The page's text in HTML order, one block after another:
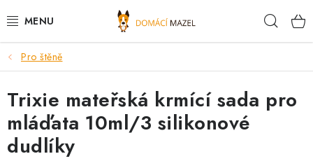
na
DOPORUČUJEME
VÝPRODEJ SKLADU
PSI
Pro štěně
Trixie mateřská krmící sada pro
mláďata 10ml/3 silikonové
dudlíky